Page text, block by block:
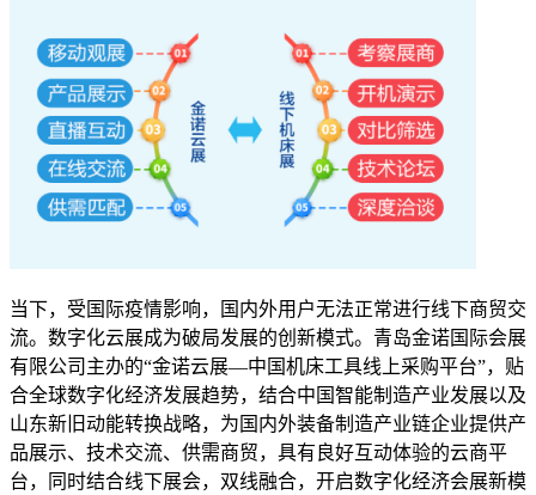
当下，受国际疫情影响，国内外用户无法正常进行线下商贸交
流。数字化云展成为破局发展的创新模式。青岛金诺国际会展
有限公司主办的“金诺云展—中国机床工具线上采购平台”，贴
合全球数字化经济发展趋势，结合中国智能制造产业发展以及
山东新旧动能转换战略，为国内外装备制造产业链企业提供产
品展示、技术交流、供需商贸，具有良好互动体验的云商平
台，同时结合线下展会，双线融合，开启数字化经济会展新模